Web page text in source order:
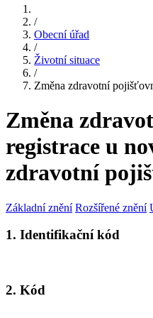
/
Obecní úřad
/
Životní situace
/
Změna zdravotní
Změna
registrace u
zdravotní
Základní znění Rozšířené znění
1. Identifikační kód
2. Kód